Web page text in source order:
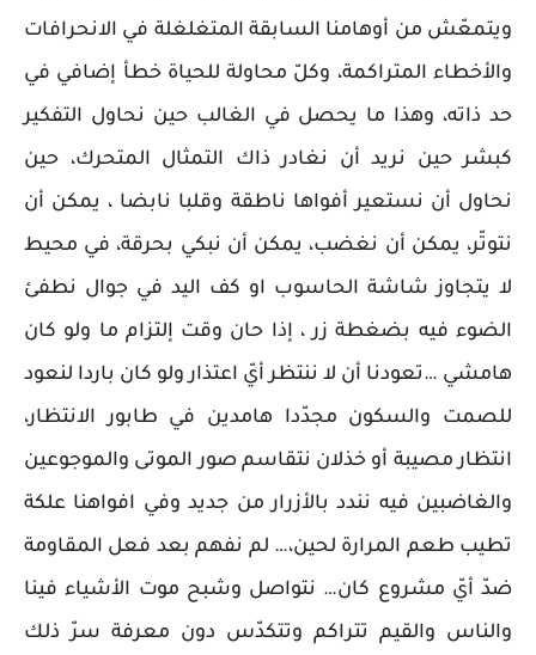
ويتمعّش من أوهامنا السابقة المتغلغلة في الانحرافات
والأخطاء المتراكمة، وكلّ محاولة للحياة خطأ إضافي في
حد ذاته، وهذا ما يحصل في الغالب حين نحاول التفكير
كبشر حين نريد أن نغادر ذاك التمثال المتحرك، حين
نحاول أن نستعير أفواها ناطقة وقلبا نابضا ، يمكن أن
نتوتّر، يمكن أن نغضب، يمكن أن نبكي بحرقة، في محيط
لا يتجاوز شاشة الحاسوب او كف اليد في جوال نطفئ
الضوء فيه بضغطة زر ، إذا حان وقت إلتزام ما ولو كان
هامشي …تعودنا أن لا ننتظر أيّ اعتذار ولو كان باردا لنعود
للصمت والسكون مجدّدا هامدين في طابور الانتظار،
انتظار مصيبة أو خذلان نتقاسم صور الموتى والموجوعين
والغاضبين فيه نندد بالأزرار من جديد وفي افواهنا علكة
تطيب طعم المرارة لحين،… لم نفهم بعد فعل المقاومة
ضدّ أيّ مشروع كان… نتواصل وشبح موت الأشياء فينا
والناس والقيم تتراكم وتتكدّس دون معرفة سرّ ذلك